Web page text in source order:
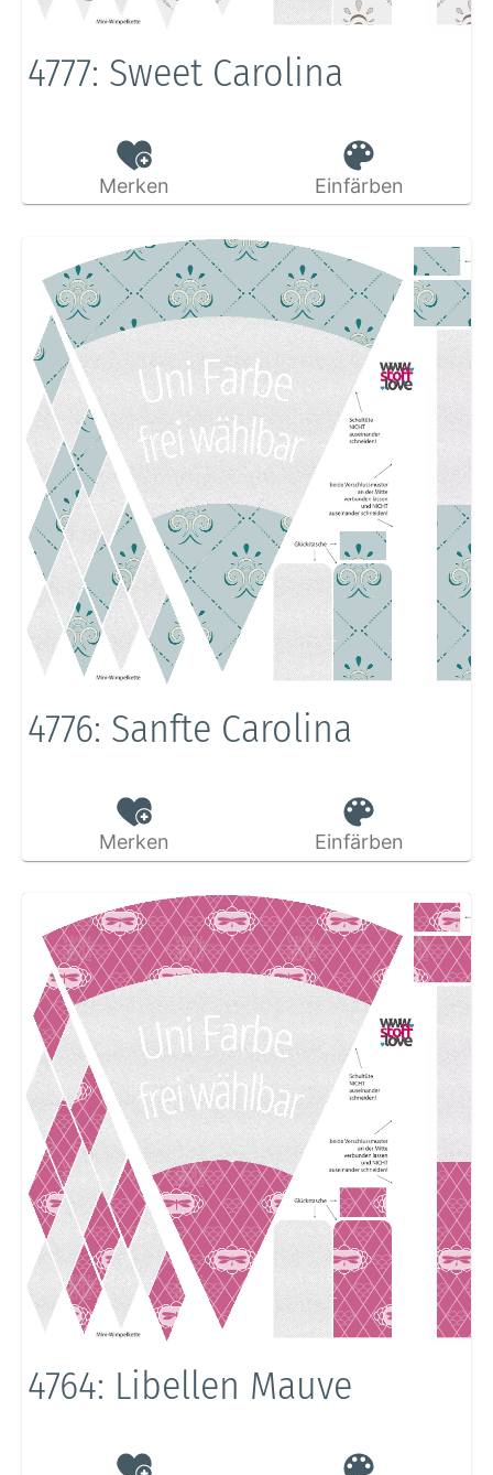
4777: Sweet Carolina
Merken Einfärben
4776: Sanfte Carolina
Merken Einfärben
4764: Libellen Mauve